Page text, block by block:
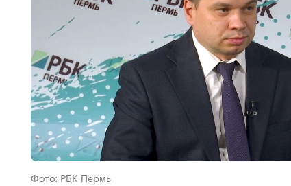
Фото: РБК Пермь